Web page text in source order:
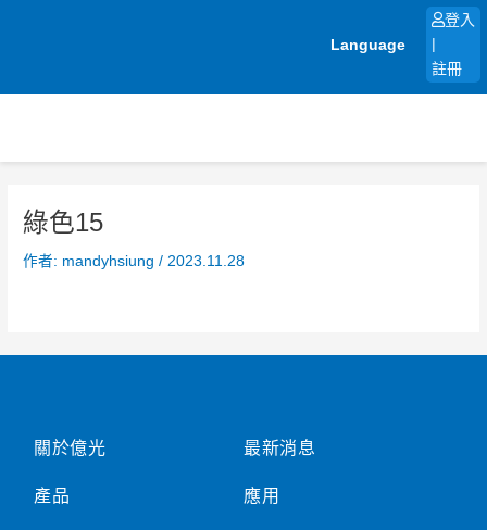
Language
登入
註冊
綠色15
作者: mandyhsiung/ 2023.11.28
關於億光
產品
最新消息
應用